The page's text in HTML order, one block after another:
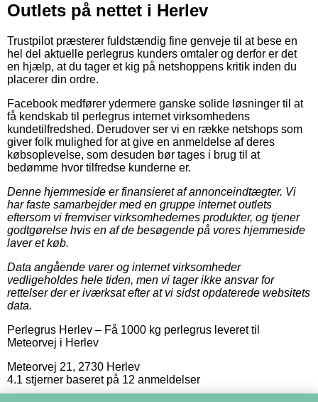
Outlets på nettet i Herlev
Trustpilot præsterer fuldstændig fine genveje til at bese en
hel del aktuelle perlegrus kunders omtaler og derfor er det
en hjælp, at du tager et kig på netshoppens kritik inden du
placerer din ordre.
Facebook medfører ydermere ganske solide løsninger til at
få kendskab til perlegrus internet virksomhedens
kundetilfredshed. Derudover ser vi en række netshops som
giver folk mulighed for at give en anmeldelse af deres
købsoplevelse, som desuden bør tages i brug til at
bedømme hvor tilfredse kunderne er.
Denne hjemmeside er finansieret af annonceindtægter. Vi
har faste samarbejder med en gruppe internet outlets
eftersom vi fremviser virksomhedernes produkter, og tjener
godtgørelse hvis en af de besøgende på vores hjemmeside
laver et køb.
Data angående varer og internet virksomheder
vedligeholdes hele tiden, men vi tager ikke ansvar for
rettelser der er iværksat efter at vi sidst opdaterede websitets
data.
Perlegrus Herlev – Få 1000 kg perlegrus leveret til
Meteorvej i Herlev
Meteorvej 21, 2730 Herlev
4.1 stjerner baseret på 12 anmeldelser